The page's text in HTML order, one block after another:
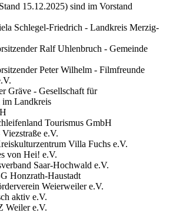
15.12.2025) sind im Vorstand
Schlegel-Friedrich - Landkreis Merzig-
Ralf Uhlenbruch - Gemeinde
Peter Wilhelm - Filmfreunde
Gräve - Gesellschaft für
im Landkreis
Tourismus GmbH
e.V.
Villa Fuchs e.V.
von Hei! e.V.
Saar-Hochwald e.V.
Honzrath-Haustadt
Weierweiler e.V.
aktiv e.V.
Weiler e.V.